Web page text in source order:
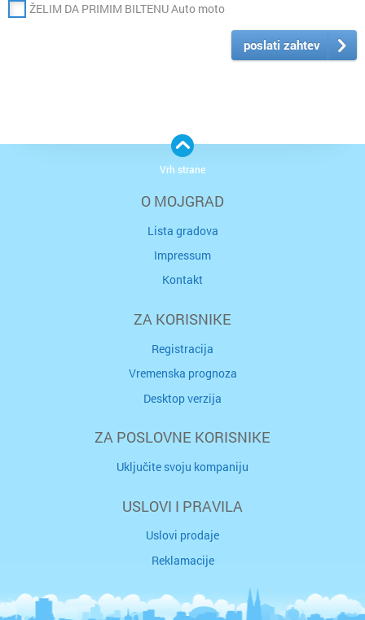
ŽELIM DA PRIMIM BILTENU Auto moto
poslati zahtev
O MOJGRAD
Lista gradova
Impressum
Kontakt
ZA KORISNIKE
Registracija
Vremenska prognoza
Desktop verzija
ZA POSLOVNE KORISNIKE
Uključite svoju kompaniju
USLOVI I PRAVILA
Uslovi prodaje
Reklamacije
Vrh strane